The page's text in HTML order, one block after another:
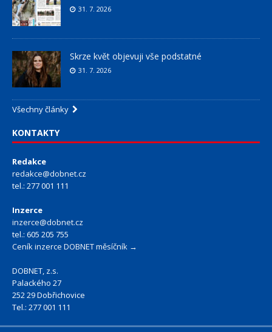
31. 7. 2026
Skrze květ objevuji vše podstatné
31. 7. 2026
Všechny články
KONTAKTY
Redakce
redakce@dobnet.cz
tel.: 277 001 111
Inzerce
inzerce@dobnet.cz
tel.: 605 205 755
Ceník inzerce DOBNET měsíčník →
DOBNET, z.s.
Palackého 27
252 29 Dobřichovice
Tel.: 277 001 111